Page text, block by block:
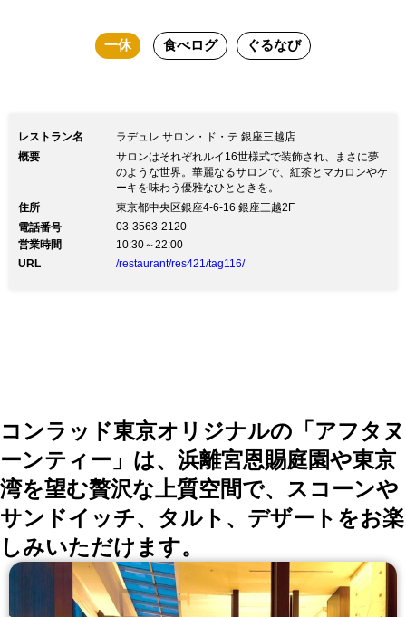
一休 食べログ ぐるなび
レストラン名
ラデュレ サロン・ド・テ 銀座三越店
概要
サロンはそれぞれルイ16世様式で装飾され、まさに夢
のような世界。華麗なるサロンで、紅茶とマカロンやケ
ーキを味わう優雅なひとときを。
住所
東京都中央区銀座4-6-16 銀座三越2F
電話番号
03-3563-2120
営業時間
10:30～22:00
URL
/restaurant/res421/tag116/
コンラッド東京オリジナルの「アフタヌ
ーンティー」は、浜離宮恩賜庭園や東京
湾を望む贅沢な上質空間で、スコーンや
サンドイッチ、タルト、デザートをお楽
しみいただけます。